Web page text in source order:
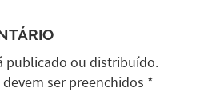
publicado ou distribuído.
ser preenchidos *